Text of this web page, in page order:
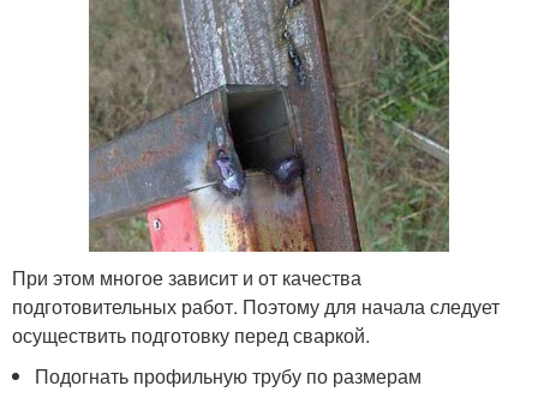
При этом многое зависит и от качества
подготовительных работ. Поэтому для начала следует
осуществить подготовку перед сваркой.
Подогнать профильную трубу по размерам